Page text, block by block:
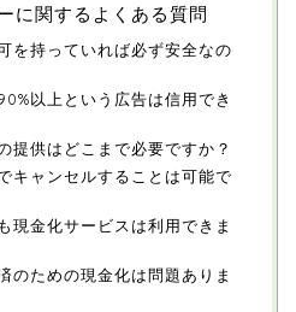
に関するよくある質問
を持っていれば必ず安全なの
以上という広告は信用でき
提供はどこまで必要ですか？
キャンセルすることは可能で
現金化サービスは利用できま
のための現金化は問題ありま